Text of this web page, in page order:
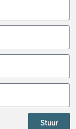
Stuur